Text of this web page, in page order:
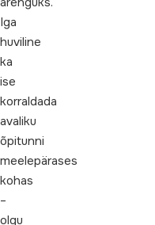
Iga
huviline
ka
ise
korraldada
avaliku
õpitunni
meelepärases
kohas
–
olgu